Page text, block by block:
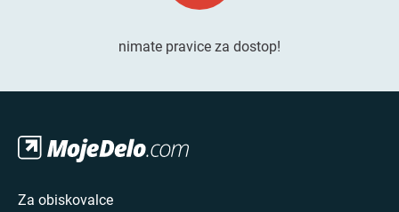
nimate pravice za dostop!
Za obiskovalce